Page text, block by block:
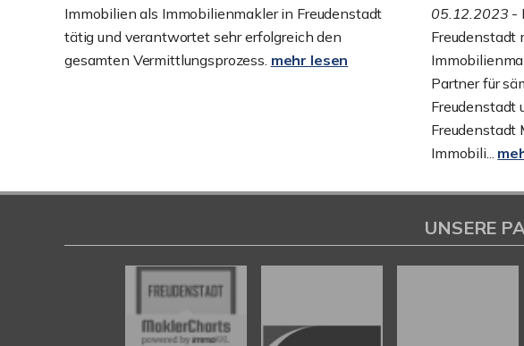
Immobilien als Immobilienmakler in Freudenstadt
tätig und verantwortet sehr erfolgreich den
gesamten Vermittlungsprozess. mehr lesen
05.12.2023 -
Freudenstadt
Partner für
Freudenstadt
Freudenstadt
Immobili...
UNSERE